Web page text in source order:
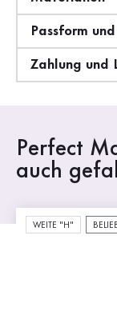
Passform
Zahlung und
Perfect
auch
WEITE "H"